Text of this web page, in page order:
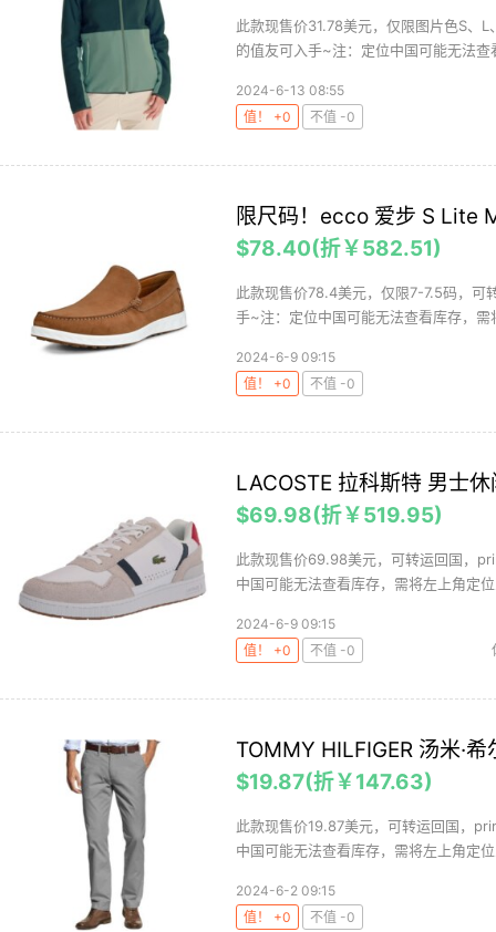
此款现售价31.78美元，仅限图片色S、
的值友可入手~注：定位中国可能无法
2024-6-13 08:55
值！ +0
不值 -0
限尺码！ecco 爱步 S Lite
$78.40(折￥582.51)
此款现售价78.4美元，仅限7-7.5码，可
手~注：定位中国可能无法查看库存，
2024-6-9 09:15
值！ +0
不值 -0
LACOSTE 拉科斯特 男士休
$69.98(折￥519.95)
此款现售价69.98美元，可转运回国，
中国可能无法查看库存，需将左上角定
2024-6-9 09:15
值！ +0
不值 -0
TOMMY HILFIGER 汤米·
$19.87(折￥147.63)
此款现售价19.87美元，可转运回国，
中国可能无法查看库存，需将左上角定
2024-6-2 09:15
值！ +0
不值 -0